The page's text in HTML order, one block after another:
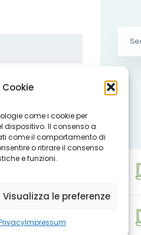
come i cookie per
dispositivo. Il consenso a
come il comportamento di
o ritirare il consenso
e funzioni.
Visualizza le preferenze
Impressum
for: